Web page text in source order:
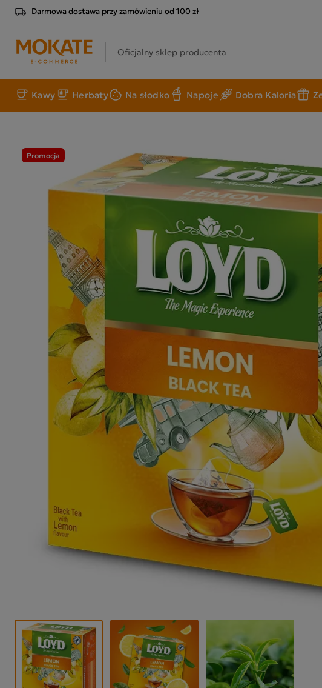
Darmowa dostawa przy zamówieniu od 100 zł
Oficjalny sklep producenta
Kawy Herbaty Na słodko Napoje Dobra Kaloria
Promocja